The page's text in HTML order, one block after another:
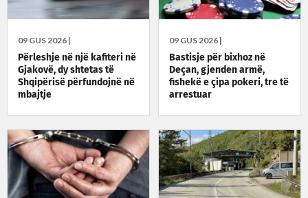
09 GUS 2026 |
Përleshje në një kafiteri në
Gjakovë, dy shtetas të
Shqipërisë përfundojnë në
mbajtje
09 GUS 2026 |
Bastisje për bixhoz në
Deçan, gjenden armë,
fishekë e çipa pokeri, tre të
arrestuar